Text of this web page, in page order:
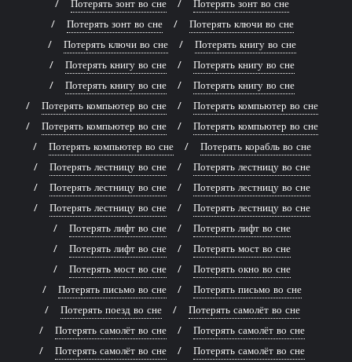
Потерять зонт во сне
Потерять зонт во сне
Потерять зонт во сне
Потерять ключи во сне
Потерять ключи во сне
Потерять книгу во сне
Потерять книгу во сне
Потерять книгу во сне
Потерять книгу во сне
Потерять книгу во сне
Потерять компьютер во сне
Потерять компьютер во сне
Потерять компьютер во сне
Потерять компьютер во сне
Потерять компьютер во сне
Потерять корабль во сне
Потерять лестницу во сне
Потерять лестницу во сне
Потерять лестницу во сне
Потерять лестницу во сне
Потерять лестницу во сне
Потерять лестницу во сне
Потерять лифт во сне
Потерять лифт во сне
Потерять лифт во сне
Потерять мост во сне
Потерять мост во сне
Потерять окно во сне
Потерять письмо во сне
Потерять письмо во сне
Потерять поезд во сне
Потерять самолёт во сне
Потерять самолёт во сне
Потерять самолёт во сне
Потерять самолёт во сне
Потерять самолёт во сне